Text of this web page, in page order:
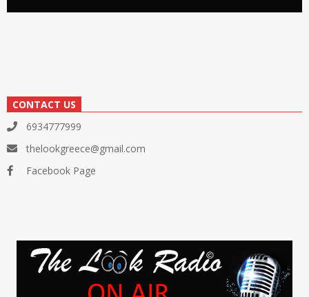
CONTACT US
6934777999
thelookgreece@gmail.com
Facebook Page